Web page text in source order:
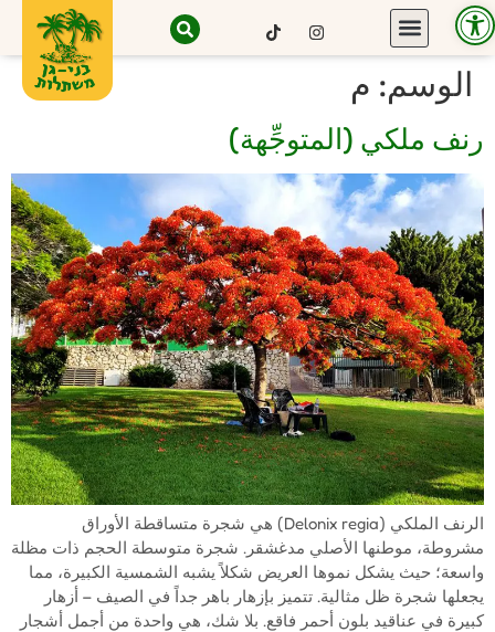
الوسم: م
رنف ملكي (المتوجِّهة)
الرنف الملكي (Delonix regia) هي شجرة متساقطة الأوراق
مشروطة، موطنها الأصلي مدغشقر. شجرة متوسطة الحجم ذات مظلة
واسعة؛ حيث يشكل نموها العريض شكلاً يشبه الشمسية الكبيرة، مما
يجعلها شجرة ظل مثالية. تتميز بإزهار باهر جداً في الصيف – أزهار
كبيرة في عناقيد بلون أحمر فاقع. بلا شك، هي واحدة من أجمل أشجار